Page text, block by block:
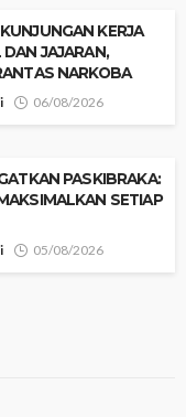
KERJA
JAJARAN,
NARKOBA
06/08/2026
PASKIBRAKA:
SETIAP
05/08/2026